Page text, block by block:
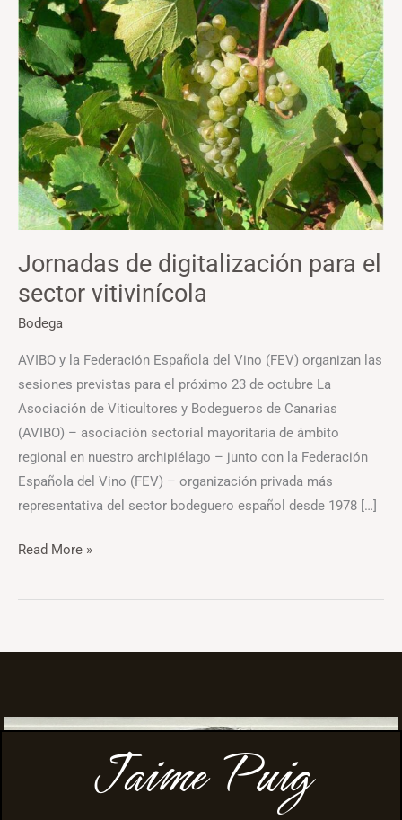
Jornadas de digitalización para el
sector vitivinícola
Bodega
AVIBO y la Federación Española del Vino (FEV) organizan las
sesiones previstas para el próximo 23 de octubre La
Asociación de Viticultores y Bodegueros de Canarias
(AVIBO) – asociación sectorial mayoritaria de ámbito
regional en nuestro archipiélago – junto con la Federación
Española del Vino (FEV) – organización privada más
representativa del sector bodeguero español desde 1978 […]
de
digitalización
para
el
sector
vitivinícola
Read More »
Jaime Puig